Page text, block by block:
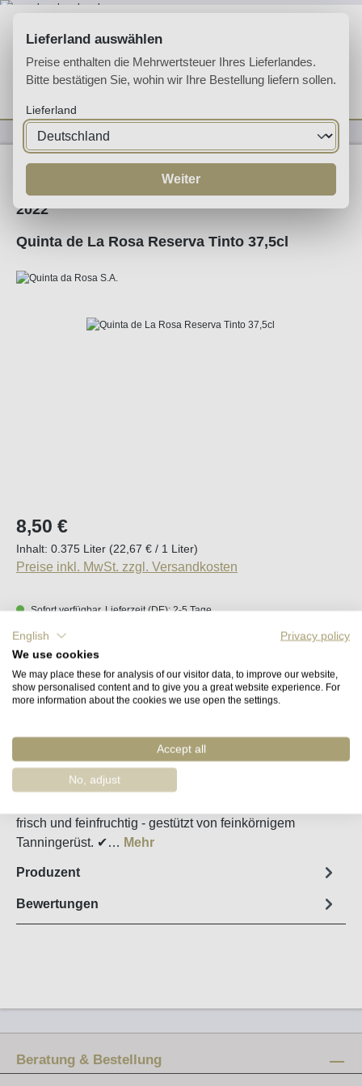
Du hast 0
Weine
2022
Quinta de La Rosa Reserva Tinto 37,5cl
Bildergalerie überspringen
Regulärer Preis:
8,50 €
Inhalt: 0.375 Liter (22,67 € / 1 Liter)
Preise inkl. MwSt. zzgl. Versandkosten
Sofort verfügbar, Lieferzeit (DE): 2-5 Tage
Produkt Anzahl: Gib den gewünschten
Steckbrief
frisch und feinfruchtig - gestützt von feinkörnigem
Tanningerüst. ✔… Mehr
Produzent
Bewertungen
Beratung & Bestellung
Lieferland auswählen
Preise enthalten die Mehrwertsteuer Ihres Lieferlandes.
Bitte bestätigen Sie, wohin wir Ihre Bestellung liefern sollen.
Lieferland
Weiter
English
Privacy policy
We use cookies
We may place these for analysis of our visitor data, to improve our website,
show personalised content and to give you a great website experience. For
more information about the cookies we use open the settings.
Accept all
No, adjust